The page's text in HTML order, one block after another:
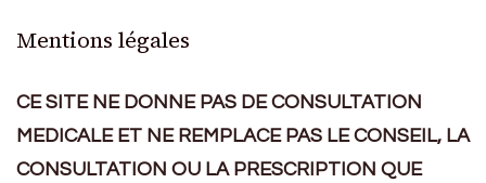
Mentions légales
CE SITE NE DONNE PAS DE CONSULTATION
MEDICALE ET NE REMPLACE PAS LE CONSEIL, LA
CONSULTATION OU LA PRESCRIPTION QUE